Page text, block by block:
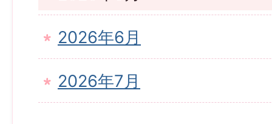
2026年6月
2026年7月